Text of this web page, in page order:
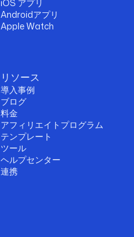
iOS アプリ
Androidアプリ
Apple Watch
リソース
導入事例
ブログ
料金
アフィリエイトプログラム
テンプレート
ツール
ヘルプセンター
連携